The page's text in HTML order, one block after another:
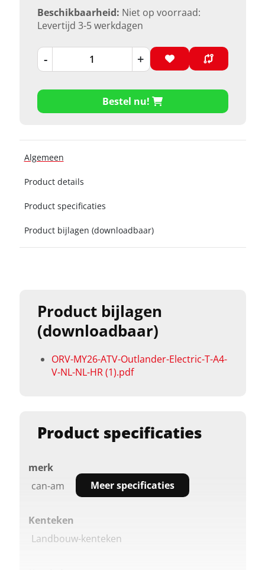
Product specificaties
merk
can-am
Kenteken
Landbouw-kenteken
Meer specificaties
Beschikbaarheid: Niet op voorraad:
Levertijd 3-5 werkdagen
- +
Bestel nu!
Algemeen
Product details
Product specificaties
Product bijlagen (downloadbaar)
Product bijlagen
(downloadbaar)
ORV-MY26-ATV-Outlander-Electric-T-A4-
V-NL-NL-HR (1).pdf